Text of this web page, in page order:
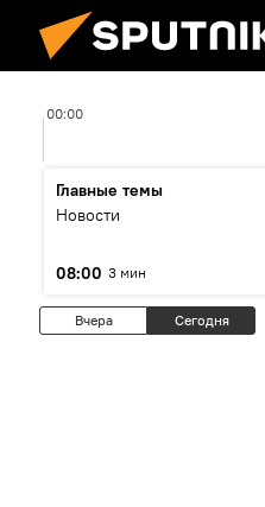
00:00
Главные темы
Новости
08:00 3 мин
Вчера Сегодня